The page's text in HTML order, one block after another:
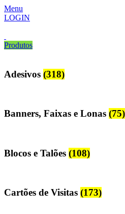
Menu
LOGIN
Produtos
Adesivos (318)
Banners, Faixas e Lonas (75)
Blocos e Talões (108)
Cartões de Visitas (173)